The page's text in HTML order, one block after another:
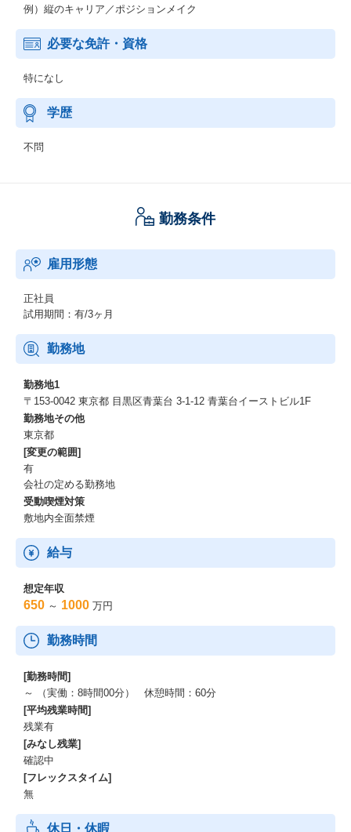
例）縦のキャリア／ポジションメイク
必要な免許・資格
特になし
学歴
不問
勤務条件
雇用形態
正社員
試用期間：有/3ヶ月
勤務地
勤務地1
〒153-0042 東京都 目黒区青葉台 3-1-12 青葉台イーストビル1F
勤務地その他
東京都
[変更の範囲]
有
会社の定める勤務地
受動喫煙対策
敷地内全面禁煙
給与
想定年収
650 ～ 1000 万円
勤務時間
[勤務時間]
～ （実働：8時間00分） 休憩時間：60分
[平均残業時間]
残業有
[みなし残業]
確認中
[フレックスタイム]
無
休日・休暇